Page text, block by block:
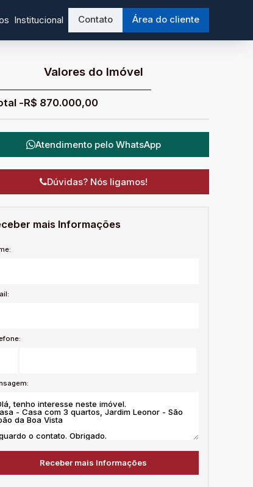
Área do cliente
Contato
Institucional
Valores do Imóvel
R$ 870.000,00
Atendimento pelo WhatsApp
Dúvidas? Nós ligamos!
mais Informações